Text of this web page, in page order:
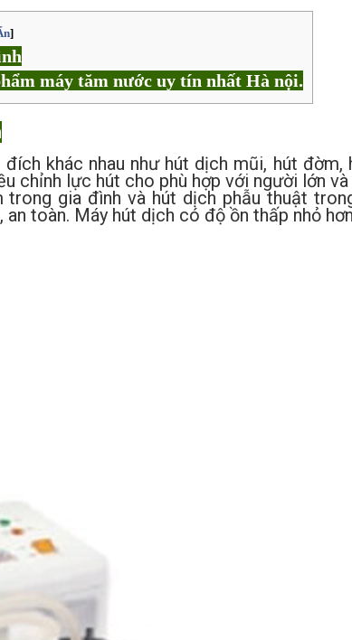
]
máy tăm nước uy tín nhất Hà nội.
khác nhau như hút dịch mũi, hút đờm,
chỉnh lực hút cho phù hợp với người lớn
gia đình và hút dịch phẫu thuật
toàn. Máy hút dịch có độ ồn thấp nhỏ